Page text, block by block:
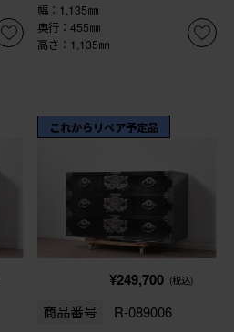
幅：1,135㎜
奥行：455㎜
高さ：1,135㎜
これからリペア予定品
¥249,700 (税込)
商品番号 R-089006